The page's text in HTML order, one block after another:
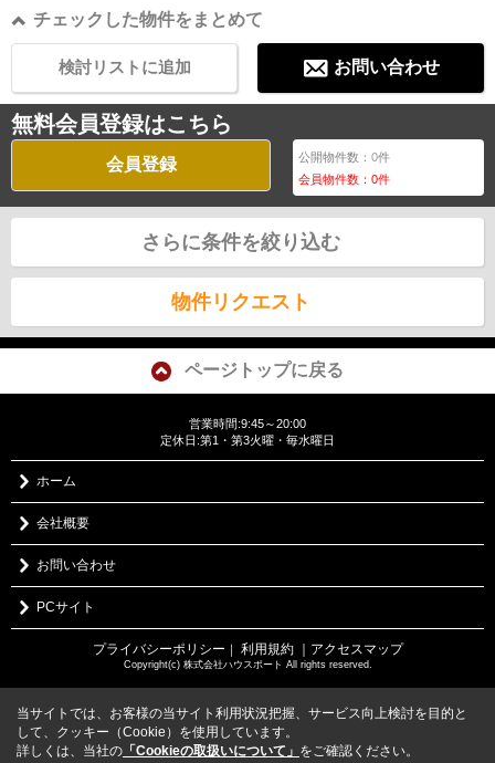
チェックした物件をまとめて
お問い合わせ
検討リストに追加
無料会員登録はこちら
会員登録 公開物件数：0件
会員物件数：0件
さらに条件を絞り込む
物件リクエスト
ページトップに戻る
営業時間:9:45～20:00
定休日:第1・第3火曜・毎水曜日
ホーム
会社概要
お問い合わせ
PCサイト
プライバシーポリシー ｜ 利用規約 ｜アクセスマップ
Copyright(c) 株式会社ハウスポート All rights reserved.
当サイトでは、お客様の当サイト利用状況把握、サービス向上検討を目的と
して、クッキー（Cookie）を使用しています。
詳しくは、当社の 「Cookieの取扱いについて」 をご確認ください。